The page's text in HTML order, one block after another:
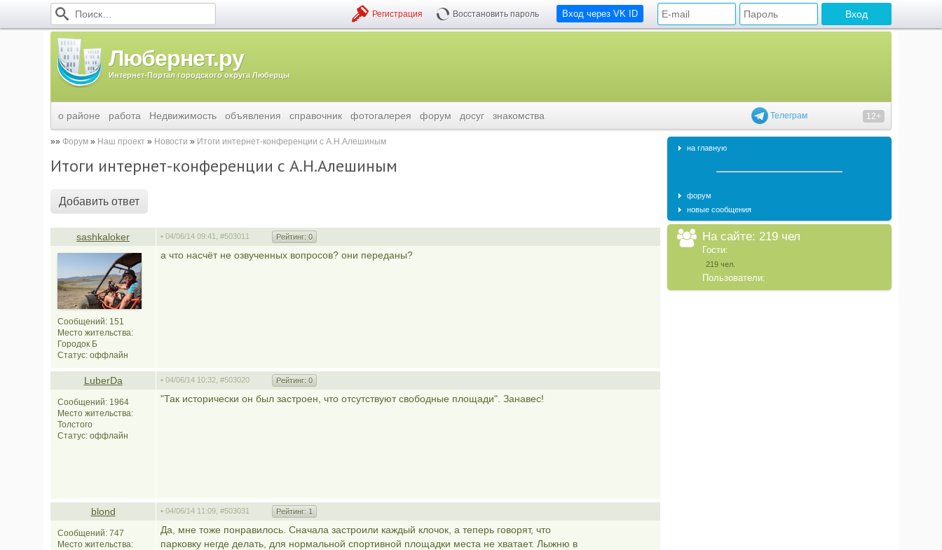
Вход через VK ID
Регистрация Восстановить пароль
Любернет.ру
Интернет-Портал городского округа Люберцы
Телеграм 12+
о районе работа Недвижимость объявления справочник фотогалерея форум досуг знакомства
Форум Наш проект Новости Итоги интернет-конференции с А.Н.Алешиным
Итоги интернет-конференции с А.Н.Алешиным
Добавить ответ
sashkaloker • 04/06/14 09:41, #503011 Рейтинг: 0
Сообщений: 151
Место жительства:
Городок Б
Статус: оффлайн
а что насчёт не озвученных вопросов? они переданы?
LuberDa • 04/06/14 10:32, #503020 Рейтинг: 0
Сообщений: 1964
Место жительства:
Толстого
Статус: оффлайн
"Так исторически он был застроен, что отсутствуют свободные площади". Занавес!
blond • 04/06/14 11:09, #503031 Рейтинг: 1
Сообщений: 747
Место жительства:
Да, мне тоже понравилось. Сначала застроили каждый клочок, а теперь говорят, что
парковку негде делать, для нормальной спортивной площадки места не хватает. Лыжню в
на главную
форум
новые сообщения
На сайте: 219 чел
Гости:
219 чел.
Пользователи: